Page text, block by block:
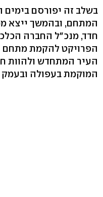
בשלב זה יפורסם בימים
המתחם, ובהמשך ייצא
חדד, מנכ"ל החברה
הפרויקט להקמת מתחם
העיר המתחדש ולהוות
המוקמת בעפולה ובעמק